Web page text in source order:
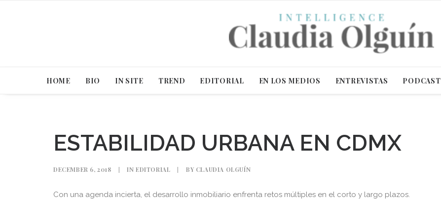
HOME BIO IN SITE TREND EDITORIAL EN LOS MEDIOS ENTREVISTAS PODCAST
ESTABILIDAD URBANA EN CDMX
DECEMBER 6, 2018 | INEDITORIAL | BY CLAUDIA OLGUÍN
Con una agenda incierta, el desarrollo inmobiliario enfrenta retos múltiples en el corto y largo plazos.